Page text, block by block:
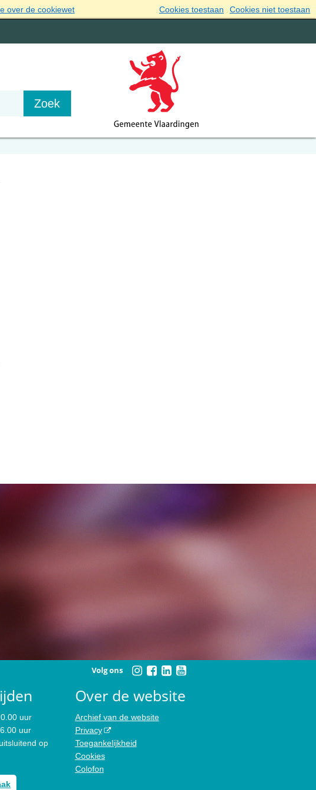
over de cookiewet Cookies toestaan Cookies niet toestaan
Volg ons
uur
uur
op
Over de website
Archief van de website
Privacy
Toegankelijkheid
Cookies
Colofon